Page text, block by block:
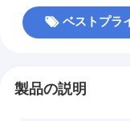
ベストプラ
製品の説明